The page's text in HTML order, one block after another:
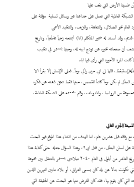
الأرض التي نقف عليها
الشبكة العالمية التي تعمل على خداعنا عبر وسائل تسلية مؤقتة على
نحو الضلال، والتفاهة، والنزيف، والتقليد الأعمى
وقد أسند له ضمير المتكلم (انا) ليمنحه زخماَ عاطفياَ، وتاريخ
الكتاب في العام ٢٠٤٠، ليكتشف أنّ صفحاته تخبره عن توديع ابيه له، وحينما يستمر في تقليب
المرة الأخيرة التي رأى فيها اباه
البطل لم يكن يوماَ كاتباَ للقصص، حينها فقط تفتق ذهنه عن فكرة
من الروابط، والمدونات، وقام بتعميمه على الشبكة العالمية،
الجزء الثاني
رفاقه قبل عشرين عام، اما الهدف من انشاء هذا الموقع فهو البحث
على لسان البطل، من قتل ابي؟، وهذا السؤال جعله حتى كتابة هذا
السطور كما يؤكد في مدونته والذي يحمل تاريخ العاشر من أيلول في العام ٢٠٤٠ ميلادي يستمر بالتنقل بين مجموعة
تكونت بدلاَ عن بلد كان يسمى العراق، أو بلاد مابين النهرين اللذين
التي كان يقوم بها، فقد كان الغرض منها هو البحث عن الحقيقة التي